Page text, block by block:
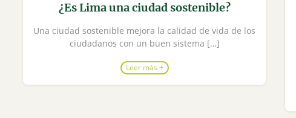
¿Es Lima una ciudad sostenible?
Una ciudad sostenible mejora la calidad de vida de los
ciudadanos con un buen sistema […]
Leer más +